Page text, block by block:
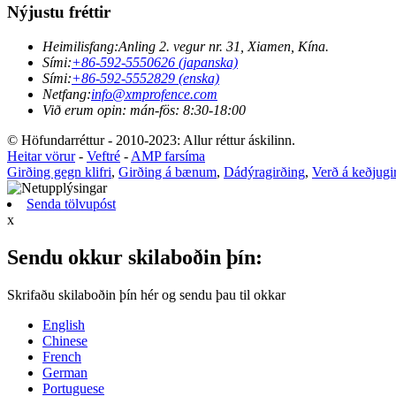
Nýjustu fréttir
Heimilisfang:Anling 2. vegur nr. 31, Xiamen, Kína.
Sími:+86-592-5550626 (japanska)
Sími:+86-592-5552829 (enska)
Netfang:info@xmprofence.com
Við erum opin: mán-fös: 8:30-18:00
© Höfundarréttur - 2010-2023: Allur réttur áskilinn.
Heitar vörur- Veftré - AMP farsíma
Girðing gegn klifri, Girðing á bænum, Dádýragirðing, Verð á
Senda tölvupóst
x
Sendu okkur skilaboðin þín:
Skrifaðu skilaboðin þín hér og sendu þau til okkar
English
Chinese
French
German
Portuguese